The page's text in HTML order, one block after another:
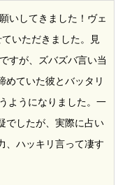
いしてきました！ヴェ
いただきました。見
すが、ズバズバ言い当
ていた彼とバッタリ
ようになりました。一
でしたが、実際に占い
、ハッキリ言って凄す